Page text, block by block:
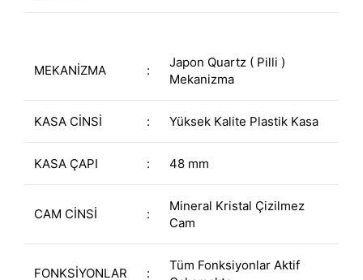
MEKANİZMA :
Japon Quartz ( Pilli )
Mekanizma
KASA CİNSİ : Yüksek Kalite Plastik Kasa
KASA ÇAPI : 48 mm
CAM CİNSİ :
Mineral Kristal Çizilmez
Cam
FONKSİYONLAR :
Tüm Fonksiyonlar Aktif